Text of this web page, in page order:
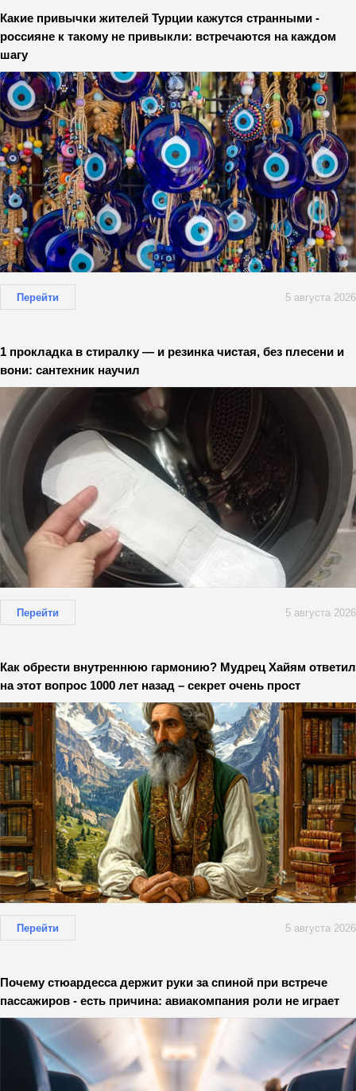
Какие привычки жителей Турции кажутся странными -
россияне к такому не привыкли: встречаются на каждом
шагу
Перейти 5 августа 2026
1 прокладка в стиралку — и резинка чистая, без плесени и
вони: сантехник научил
Перейти 5 августа 2026
Как обрести внутреннюю гармонию? Мудрец Хайям ответил
на этот вопрос 1000 лет назад – секрет очень прост
Перейти 5 августа 2026
Почему стюардесса держит руки за спиной при встрече
пассажиров - есть причина: авиакомпания роли не играет